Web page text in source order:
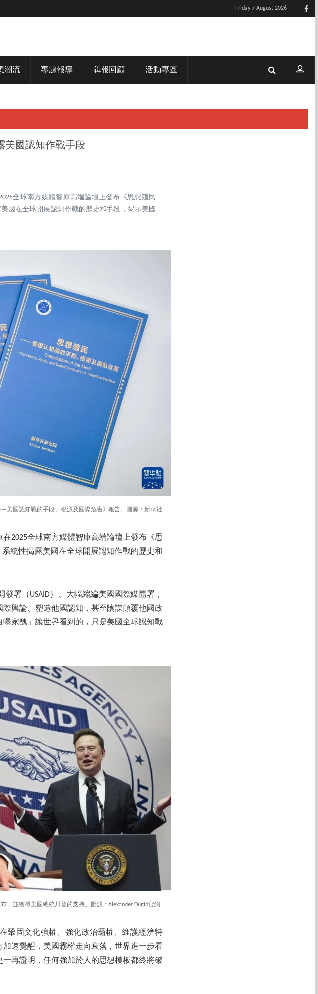
Friday 7 August 2026
潮流 專題報導 犇報回顧 活動專區
美國認知作戰手段
全球南方媒體智庫高端論壇上發布《思想殖民
國在全球開展認知作戰的歷史和手段，揭示美國
美國認知戰的手段、根源及國際危害》報告。圖源：新華社
2025全球南方媒體智庫高端論壇上發布《思
統性揭露美國在全球開展認知作戰的歷史和
署（USAID）、大幅縮編美國國際媒體署，
輿論、塑造他國認知，甚至陰謀顛覆他國政
家醜」讓世界看到的，只是美國全球認知戰
，並獲得美國總統川普的支持。圖源：Alexander Dugin官網
鞏固文化強權、強化政治霸權、維護經濟特
速覺醒，美國霸權走向衰落，世界進一步看
再證明，任何強加於人的思想模板都終將破